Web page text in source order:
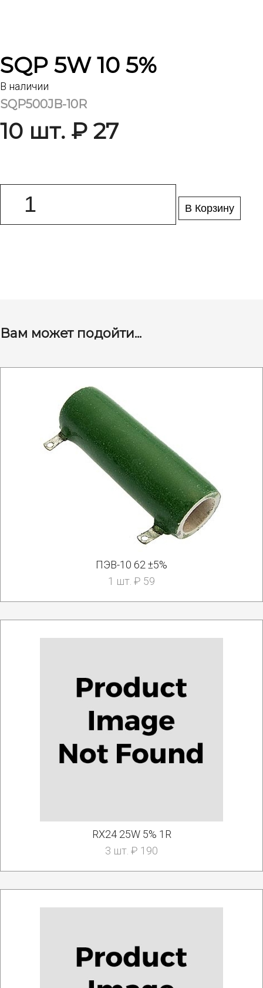
SQP 5W 10 5%
В наличии
SQP500JB-10R
10 шт. ₽ 27
В Корзину
Вам может подойти...
ПЭВ-10 62 ±5%
1 шт. ₽ 59
RX24 25W 5% 1R
3 шт. ₽ 190